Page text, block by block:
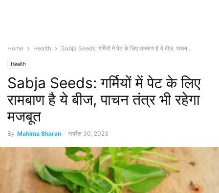
Home Health Sabja Seeds: गर्मियों में पेट के लिए रामबाण है ये बीज, पाचन...
Health
Sabja Seeds: गर्मियों में पेट के लिए
रामबाण है ये बीज, पाचन तंत्र भी रहेगा
मजबूत
By Mahima Sharan - अप्रैल 30, 2023